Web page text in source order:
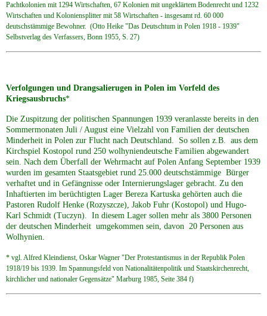
Pachtkolonien mit 1294 Wirtschaften, 67 Kolonien mit ungeklärtem Bodenrecht und 1232
Wirtschaften und Koloniensplitter mit 58 Wirtschaften - insgesamt rd. 60 000
deutschstämmige Bewohner. (Otto Heike "Das Deutschtum in Polen 1918 - 1939"
Selbstverlag des Verfassers, Bonn 1955, S. 27)
Verfolgungen und Drangsalierugen in Polen im Vorfeld des
Kriegsausbruchs*
Die Zuspitzung der politischen Spannungen 1939 veranlasste bereits in den
Sommermonaten Juli / August eine Vielzahl von Familien der deutschen
Minderheit in Polen zur Flucht nach Deutschland. So sollen z.B. aus dem
Kirchspiel Kostopol rund 250 wolhyniendeutsche Familien abgewandert
sein. Nach dem Überfall der Wehrmacht auf Polen Anfang September 1939
wurden im gesamten Staatsgebiet rund 25.000 deutschstämmige Bürger
verhaftet und in Gefängnisse oder Internierungslager gebracht. Zu den
Inhaftierten im berüchtigten Lager Bereza Kartuska gehörten auch die
Pastoren Rudolf Henke (Rozyszcze), Jakob Fuhr (Kostopol) und Hugo-
Karl Schmidt (Tuczyn). In diesem Lager sollen mehr als 3800 Personen
der deutschen Minderheit umgekommen sein, davon 20 Personen aus
Wolhynien.
* vgl. Alfred Kleindienst, Oskar Wagner "Der Protestantismus in der Republik Polen
1918/19 bis 1939. Im Spannungsfeld von Nationalitätenpolitik und Staatskirchenrecht,
kirchlicher und nationaler Gegensätze" Marburg 1985, Seite 384 f)